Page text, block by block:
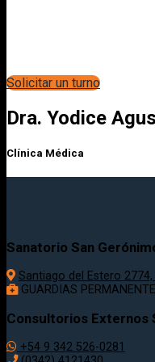
Solicitar un turno
Dra. Yodice
Clínica Médica
Sanatorio San
Santiago del Estero
GUARDIAS
Consultorios Externos
+54 9 342 526-0281